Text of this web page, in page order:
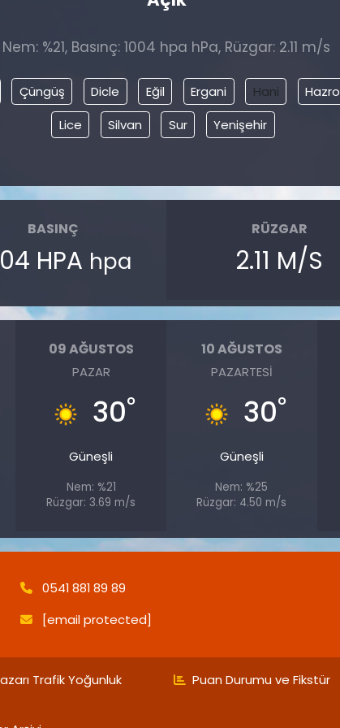
Nem: %21, Basınç: 1004 hpa hPa, Rüzgar: 2.11 m/s
Çüngüş Dicle Eğil Ergani Hani Hazro
Lice
Silvan Sur Yenişehir
BASINÇ
HPA hpa
RÜZGAR
2.11 M/S
09 AĞUSTOS
PAZAR
30°
Güneşli
Nem: %21
Rüzgar: 3.69 m/s
10 AĞUSTOS
PAZARTESI
30°
Güneşli
Nem: %25
Rüzgar: 4.50 m/s
0541 881 89 89
[email protected]
Trafik Yoğunluk
Puan Durumu ve Fikstür